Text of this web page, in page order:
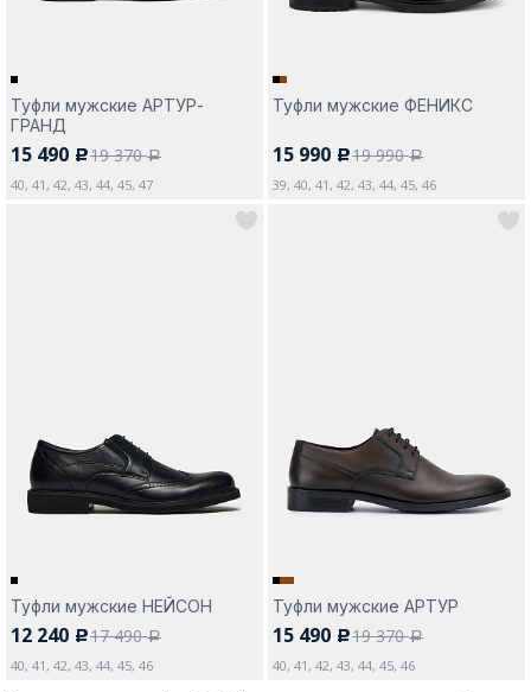
Туфли мужские АРТУР-
ГРАНД
15 490 c19 370a
40, 41, 42, 43, 44, 45, 47
Туфли мужские ФЕНИКС
15 990 c19 990a
39, 40, 41, 42, 43, 44, 45, 46
Туфли мужские НЕЙСОН
12 240 c17 490a
40, 41, 42, 43, 44, 45, 46
Туфли мужские АРТУР
15 490 c19 370a
40, 41, 42, 43, 44, 45, 46